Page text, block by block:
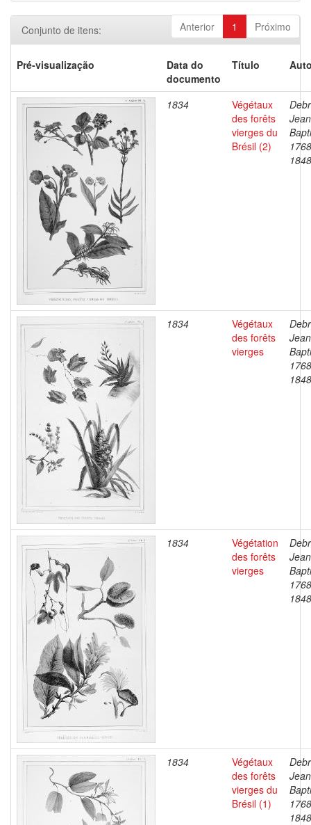
Anterior 1 Próximo
Conjunto de itens:
Pré-visualização
Data do
documento
Título
1834
Végétaux
des forêts
vierges du
Brésil (2)
Jean
1848
1834
Végétaux
des forêts
vierges
Jean
1848
1834
Végétation
des forêts
vierges
Jean
1848
1834
Végétaux
des forêts
vierges du
Brésil (1)
Jean
1848